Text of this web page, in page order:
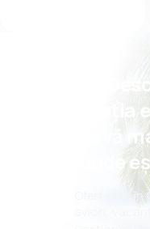
Psst!
aplicația
rezervă
oriunde
Oferte noi
avion,